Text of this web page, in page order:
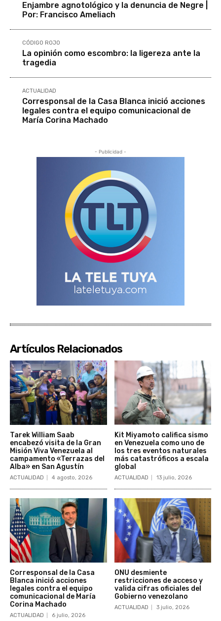
Enjambre agnotológico y la denuncia de Negre |
Por: Francisco Ameliach
CÓDIGO ROJO
La opinión como escombro: la ligereza ante la
tragedia
ACTUALIDAD
Corresponsal de la Casa Blanca inició acciones
legales contra el equipo comunicacional de
María Corina Machado
- Publicidad -
Artículos Relacionados
Tarek William Saab
encabezó visita de la Gran
Misión Viva Venezuela al
campamento «Terrazas del
Alba» en San Agustín
ACTUALIDAD 4 agosto, 2026
Kit Miyamoto califica sismo
en Venezuela como uno de
los tres eventos naturales
más catastróficos a escala
global
ACTUALIDAD 13 julio, 2026
Corresponsal de la Casa
Blanca inició acciones
legales contra el equipo
comunicacional de María
Corina Machado
ACTUALIDAD 6 julio, 2026
ONU desmiente
restricciones de acceso y
valida cifras oficiales del
Gobierno venezolano
ACTUALIDAD 3 julio, 2026